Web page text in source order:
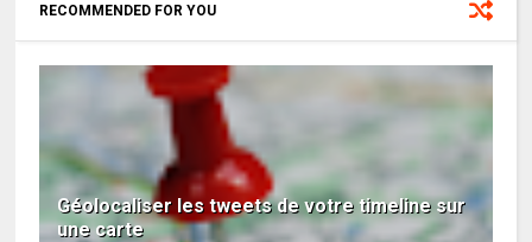
RECOMMENDED FOR YOU
Géolocaliser les tweets de votre timeline sur
une carte